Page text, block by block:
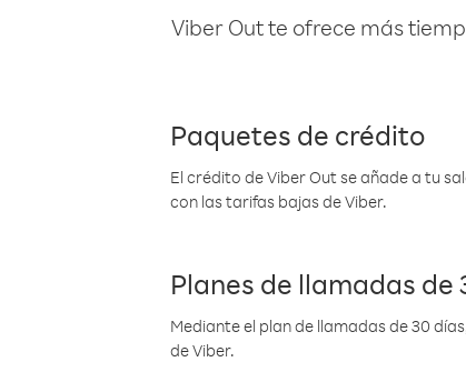
Viber Out te ofrece más
Paquetes de crédito
El crédito de Viber Out se añade a tu
con las tarifas bajas de Viber.
Planes de llamadas de
Mediante el plan de llamadas de 30
de Viber.